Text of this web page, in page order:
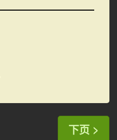
下页 >